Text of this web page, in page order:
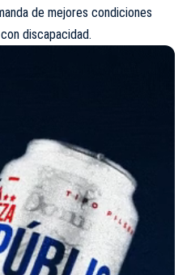
de mejores condiciones
discapacidad.